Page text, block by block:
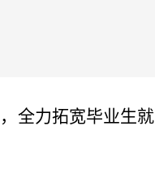
力拓宽毕业生